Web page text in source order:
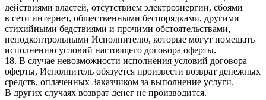
действиями властей, отсутствием электроэнергии, сбоями
в сети интернет, общественными беспорядками, другими
стихийными бедствиями и прочими обстоятельствами,
неподконтрольными Исполнителю, которые могут помешать
исполнению условий настоящего договора оферты.
18. В случае невозможности исполнения условий договора
оферты, Исполнитель обязуется произвести возврат денежных
средств, оплаченных Заказчиком за выполнение услуги.
В других случаях возврат денег не производится.